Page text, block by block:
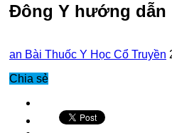
Đông Y hướng dẫn
an Bài Thuốc Y Học Cổ Truyền
Chia sẻ